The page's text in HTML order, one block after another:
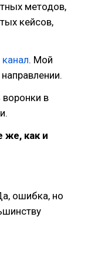
методов,
кейсов,
. Мой
воронки в
же, как и
ошибка, но